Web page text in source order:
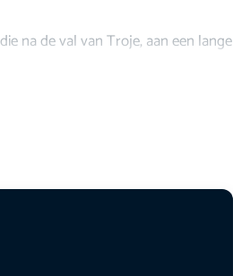
na de val van Troje, aan een lange